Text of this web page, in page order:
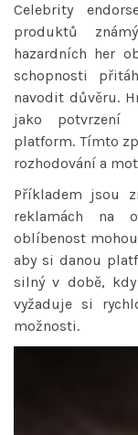
Celebrity
produktů
hazardních her
schopnosti
navodit důvěru.
jako potvrzení
platform. Tímto
rozhodování a
Příkladem jsou
reklamách na
oblíbenost
aby si danou
silný v době,
vyžaduje si
možnosti.